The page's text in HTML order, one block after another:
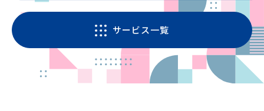
サービス一覧